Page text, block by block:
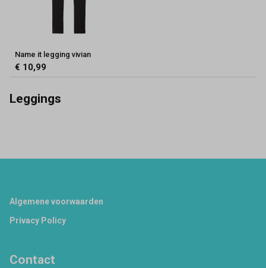
Name it legging vivian
€ 10,99
Leggings
Footer
Algemene voorwaarden
Privacy Policy
Contact